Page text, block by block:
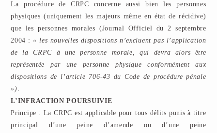
La procédure de CRPC concerne aussi bien les personnes
physiques (uniquement les majeurs même en état de récidive)
que les personnes morales (Journal Officiel du 2 septembre
2004 :« les nouvelles dispositions n’excluent pas l’application
de la CRPC à une personne morale, qui devra alors être
représentée par une personne physique conformément aux
dispositions de l’article 706-43 du Code de procédure pénale
»).
L’INFRACTION POURSUIVIE
Principe : La CRPC est applicable pour tous délits punis à titre
principal d’une peine d’amende ou d’une peine